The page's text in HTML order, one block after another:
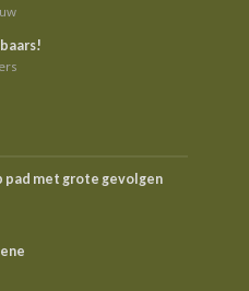
pad met grote gevolgen